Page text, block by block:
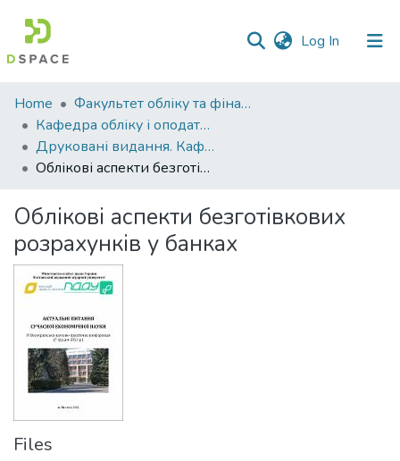
Log In (current)
Communities
&
Collections
Statistics
Home
Факультет обліку та фінансів
Кафедра обліку і оподаткування
Друковані видання. Кафедра обліку і оподаткування
Облікові аспекти безготівкових розрахунків у банках
Облікові аспекти безготівкових
розрахунків у банках
Files